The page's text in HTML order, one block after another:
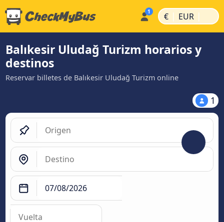
€ | EUR |
Balıkesir Uludağ Turizm horarios y
destinos
Reservar billetes de Balıkesir Uludağ Turizm online
1